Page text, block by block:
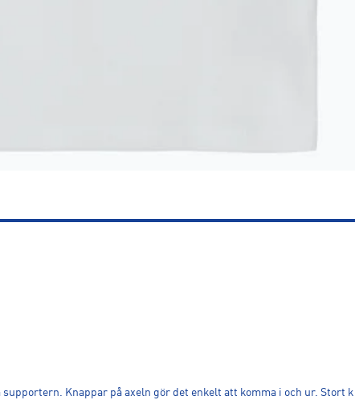
Knappar på axeln gör det enkelt att komma i och ur. Stort